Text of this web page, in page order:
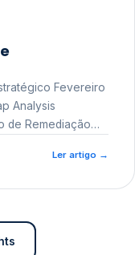
Fevereiro
Analysis
de Remediação
Ler artigo →